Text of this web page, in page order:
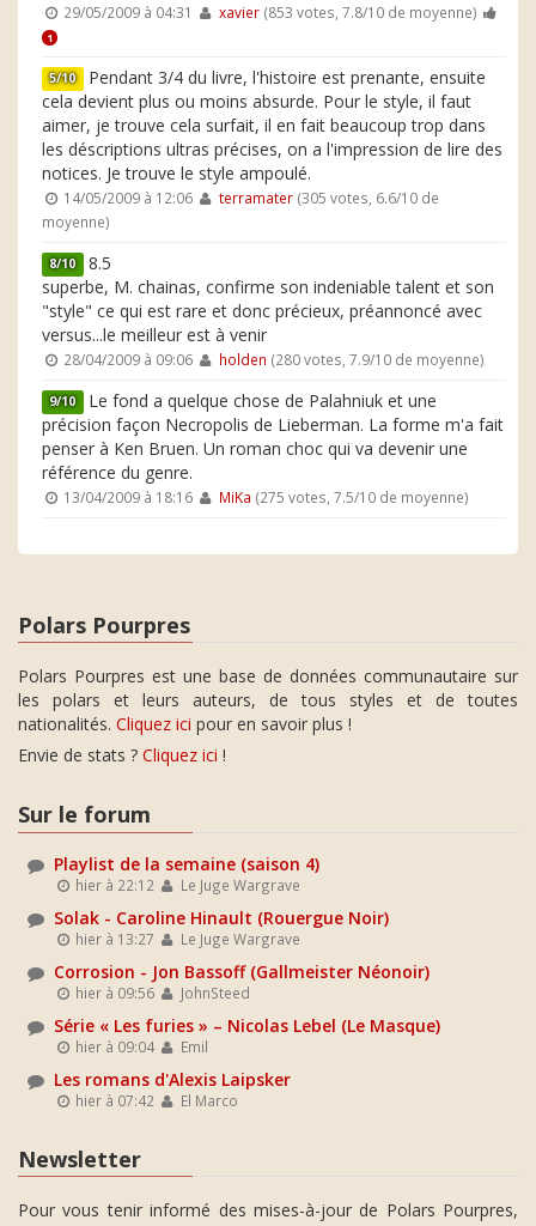
29/05/2009 à 04:31 xavier(853 votes, 7.8/10 de moyenne)
1
5/10 Pendant 3/4 du livre, l'histoire est prenante, ensuite
cela devient plus ou moins absurde. Pour le style, il faut
aimer, je trouve cela surfait, il en fait beaucoup trop dans
les déscriptions ultras précises, on a l'impression de lire des
notices. Je trouve le style ampoulé.
14/05/2009 à 12:06 terramater(305 votes, 6.6/10 de
moyenne)
8/10 8.5
superbe, M. chainas, confirme son indeniable talent et son
"style" ce qui est rare et donc précieux, préannoncé avec
versus...le meilleur est à venir
28/04/2009 à 09:06 holden (280 votes, 7.9/10 de moyenne)
9/10 Le fond a quelque chose de Palahniuk et une
précision façon Necropolis de Lieberman. La forme m'a fait
penser à Ken Bruen. Un roman choc qui va devenir une
référence du genre.
13/04/2009 à 18:16 MiKa (275 votes, 7.5/10 de moyenne)
Polars Pourpres
Polars Pourpres est une base de données communautaire sur
les polars et leurs auteurs, de tous styles et de toutes
nationalités. Cliquez ici pour en savoir plus !
Envie de stats ? Cliquez ici !
Sur le forum
Playlist de la semaine (saison 4)
hier à 22:12 Le Juge Wargrave
Solak - Caroline Hinault (Rouergue Noir)
hier à 13:27 Le Juge Wargrave
Corrosion - Jon Bassoff (Gallmeister Néonoir)
hier à 09:56 JohnSteed
Série « Les furies » – Nicolas Lebel (Le Masque)
hier à 09:04 Emil
Les romans d'Alexis Laipsker
hier à 07:42 El Marco
Newsletter
Pour vous tenir informé des mises-à-jour de Polars Pourpres,